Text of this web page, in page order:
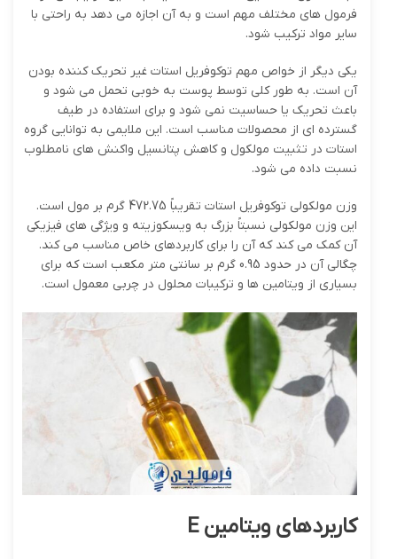
فرمول های مختلف مهم است و به آن اجازه می دهد به راحتی با
سایر مواد ترکیب شود.
یکی دیگر از خواص مهم توکوفریل استات غیر تحریک کننده بودن
آن است. به طور کلی توسط پوست به خوبی تحمل می شود و
باعث تحریک یا حساسیت نمی شود و برای استفاده در طیف
گسترده ای از محصولات مناسب است. این ملایمی به توانایی گروه
استات در تثبیت مولکول و کاهش پتانسیل واکنش های نامطلوب
نسبت داده می شود.
وزن مولکولی توکوفریل استات تقریباً 472.75 گرم بر مول است.
این وزن مولکولی نسبتاً بزرگ به ویسکوزیته و ویژگی های فیزیکی
آن کمک می کند که آن را برای کاربردهای خاص مناسب می کند.
چگالی آن در حدود 0.95 گرم بر سانتی متر مکعب است که برای
بسیاری از ویتامین ها و ترکیبات محلول در چربی معمول است.
کاربردهای ویتامینE